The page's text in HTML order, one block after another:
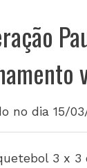
no dia 15/
3 x